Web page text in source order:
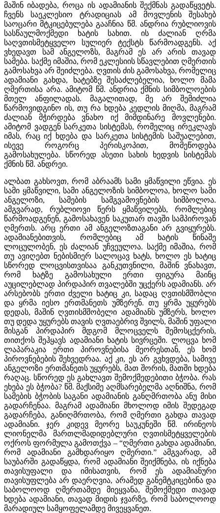
მაშინ იბადება, როცა ის ადამიანის შექმნას გადაწყვეტს.
ჩვენს საეკლესიო ტრადიციას ამ მოვლენის შესახებ
საოცარი მტკიცებულება გააჩნია წმ. ანდრია რუბლიოვის
სასწაულმოქმედი ხატის სახით. ის ძალიან ღრმა
საღვთისმეტყველო სულიერ ტექსტს წარმოადგენს. აქ
ვხედავთ სამ ანგელოზს, მაგრამ ეს არ არის თავად
სამება. საქმე იმაშია, რომ ეკლესიის სწავლებით ღმერთის
გამოსახვა არ შეიძლება. ღვთის ძის გამოსახვა, რომელიც
ადამიანი გახდა, ხატებზე შესაძლებელია, ხოლო მამა
ღმერთისა არა. ამიტომ წმ. ანდრია ქმნის სიმბოლოების
მთელ ანფილადას. მაგალითად, მე არ შემიძლია
წარმოვიდგინო ის, თუ რა ხდება კედლის მიღმა, მაგრამ
ძალიან მჭირდება ვნახო იქ მიმდინარე მოვლენები.
ამიტომ ვადგენ სარკეთა სისტემას, რომელიც ირეკლავს
იმას, რაც იქ ხდება და სარკეთა სისტემის საშუალებით,
ისევე როგორც პერისკოპით, მომეწოდება
გამოსახულება. სწორედ ასეთი სახის ხედვის სისტემას
ქმნის წმ. ანდრეი.
ალბათ გახსოვთ, რომ აბრაამს სამი ყმაწვილი ეწვია. ეს
სამი ყმაწვილი, სამი ანგელოზის სიმბოლოა, ხოლო სამი
ანგელოზი, სამების სამგვამოვნების სიმბოლოა.
ამგვარად, რუბლიოვი წერს ყმაწვილებს, რომლებიც
წარმოადგენენ, გამოსახავენ საკუთარ თავში სამპიროვან
ღმერთს. არც ერთი ამ ანგელოზთაგანი არ გვიყურებს.
ადამიანებითვის, რომლებიც ამ ხატის წინაშე
ლოცულობენ, ეს ძალიან უჩვეულოა. საქმე იმაშია, რომ
თუ ავიღებთ ნებისმიერ სალოცავ ხატს, ხოლო ეს ხატიც
სწორედ ლოცვისთვისაა განკუთვნილი, მაშინ ვნახავთ,
რომ ხატზე გამოსახული ერთი ფიგურა მაინც
აუცილებლად პირდაპირ თვალებში უცქერს ადამიანს. არ
არსებობს ერთი ძველი ხატიც კი, სადაც ღვთისმშობლი
და ყრმა იესო ერთმანეთს უმზერენ. თუ ყრმა უყურებს
დედას, მაშინ ღვთისმშობელი ადამიანს უმზერს, ხოლო
თუ დედა უყურებს თავის ღვთაებრივ შვილს, მაშინ უფალი
მისგან პირდაპირ მდგომ მლოცველს შემოსცქერის,
თითქოს შეჰყავს ადამიანი ხატის სივრცეში. ლოცვა ხომ
ლაპარაკია ერთი პიროვნებისა მეორესთან, ეს ხომ
პიროვნებების შეხვედრაა. აქ კი, ეს არ გვხვდება, სამივე
ანგელოზი ერთმანეთს უყურებს, მათ შორის, მათში ხდება
რაღაც. სწორედ ეს გახლავთ შემოქმედებითი ბჭობა. რას
ეხება ეს ბჭობა? წმ. მაქსიმე აღმსარებელმა აღნიშნა, რომ
სამების ბჭობის საგანი ადამიანის განღმრთობა ანუ მისი
გადარჩენაა. მაგრამ ადამიანი მხოლოდ იმის შედეგად
გადარჩება, განიღმრთობა, რომ ღმერთი გახდა თავად
ადამიანი. ჯერ კიდევ მეორე საუკუნეში წმ. ირინეოს
ლიონელმა მართლმადიდებლური ღვთისმეტყველების
ოქროს ფორმულა გამოთქვა – “ღმერთი გახდა ადამიანი,
რომ ადამიანი გამხდარიყო ღმერთი.” ამგვარად, ამ
საუბარში გადაწყდა, რომ ადამიანი შეიქმნება, ის იქნება
თავისუფალი და იმისათვის, რომ ეს ადამიანური
თავისუფლება არ დაერღვია, არამედ განემტკიცებინა და
საბოლოოდ ღმერთამდე მიეყვანა, შემოქმედი თავად
ხდება ადამიანი, თავად მიდის ჯვარზე, რომ საბოლოოდ
მარადიულ სამყოფელამდე მივეყვანეთ.